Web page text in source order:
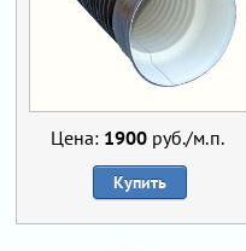
Цена: 1900руб./м.п.
Купить